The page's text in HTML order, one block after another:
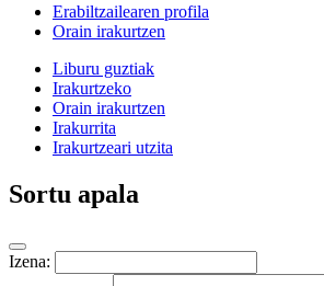
Erabiltzailearen profila
Orain irakurtzen
Liburu guztiak
Irakurtzeko
Orain irakurtzen
Irakurrita
Irakurtzeari utzita
Sortu apala
Izena: